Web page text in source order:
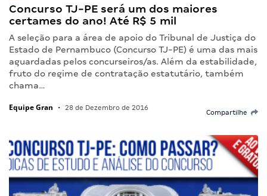
Concurso TJ-PE será um dos maiores
certames do ano! Até R$ 5 mil
A seleção para a área de apoio do Tribunal de Justiça do
Estado de Pernambuco (Concurso TJ-PE) é uma das mais
aguardadas pelos concurseiros/as. Além da estabilidade,
fruto do regime de contratação estatutário, também
chama…
Equipe Gran • 28 de Dezembro de 2016
Compartilhe